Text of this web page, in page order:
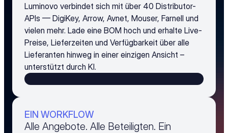
Luminovo verbindet sich mit über 40 Distributor-
APIs — DigiKey, Arrow, Avnet, Mouser, Farnell und
vielen mehr. Lade eine BOM hoch und erhalte Live-
Preise, Lieferzeiten und Verfügbarkeit über alle
Lieferanten hinweg in einer einzigen Ansicht –
unterstützt durch KI.
EIN WORKFLOW
Alle Angebote. Alle Beteiligten. Ein